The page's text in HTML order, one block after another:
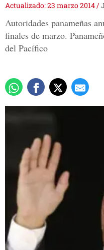
Actualizado: 23 marzo 2014/
Autoridades panameñas
finales de marzo.
del Pacífico